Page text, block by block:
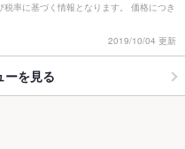
率に基づく情報となります。 価格につき
2019/10/04 更新
ーを見る